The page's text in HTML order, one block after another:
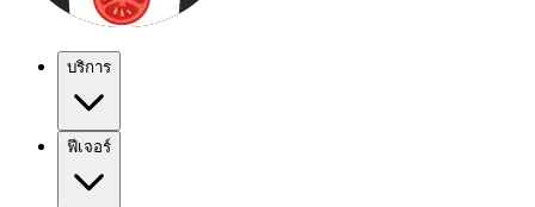
บริการ
ฟีเจอร์